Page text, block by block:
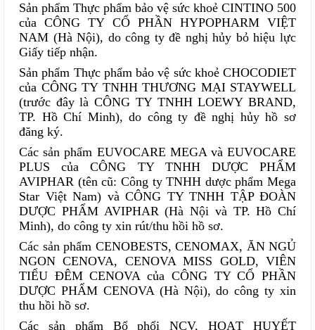
Sản phẩm Thực phẩm bảo vệ sức khoẻ CINTINO 500
của CÔNG TY CỔ PHẦN HYPOPHARM VIỆT
NAM (Hà Nội), do công ty đề nghị hủy bỏ hiệu lực
Giấy tiếp nhận.
Sản phẩm Thực phẩm bảo vệ sức khoẻ CHOCODIET
của CÔNG TY TNHH THƯƠNG MẠI STAYWELL
(trước đây là CÔNG TY TNHH LOEWY BRAND,
TP. Hồ Chí Minh), do công ty đề nghị hủy hồ sơ
đăng ký.
Các sản phẩm EUVOCARE MEGA và EUVOCARE
PLUS của CÔNG TY TNHH DƯỢC PHẨM
AVIPHAR (tên cũ: Công ty TNHH dược phẩm Mega
Star Việt Nam) và CÔNG TY TNHH TẬP ĐOÀN
DƯỢC PHẨM AVIPHAR (Hà Nội và TP. Hồ Chí
Minh), do công ty xin rút/thu hồi hồ sơ.
Các sản phẩm CENOBESTS, CENOMAX, ĂN NGỦ
NGON CENOVA, CENOVA MISS GOLD, VIÊN
TIỂU ĐÊM CENOVA của CÔNG TY CỔ PHẦN
DƯỢC PHẨM CENOVA (Hà Nội), do công ty xin
thu hồi hồ sơ.
Các sản phẩm Bổ phổi NCV, HOẠT HUYẾT